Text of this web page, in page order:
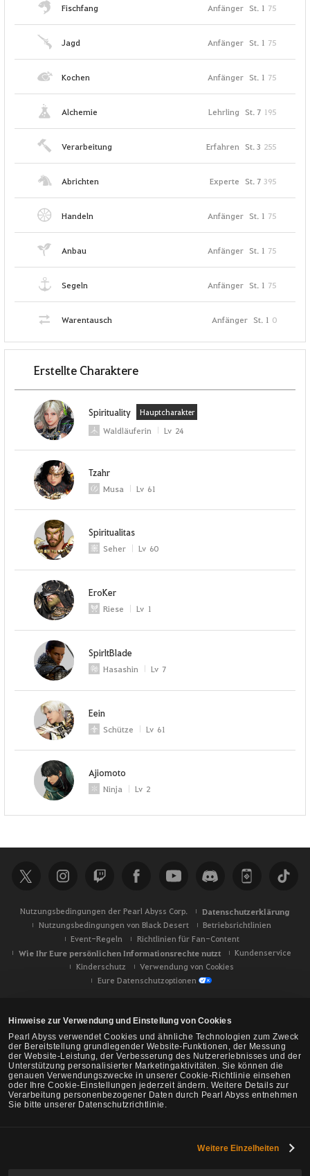
Hinweise zur Verwendung und Einstellung von Cookies
Pearl Abyss verwendet Cookies und ähnliche Technologien zum Zweck
der Bereitstellung grundlegender Website-Funktionen, der Messung
der Website-Leistung, der Verbesserung des Nutzererlebnisses und der
Unterstützung personalisierter Marketingaktivitäten. Sie können die
genauen Verwendungszwecke in unserer Cookie-Richtlinie einsehen
oder Ihre Cookie-Einstellungen jederzeit ändern. Weitere Details zur
Verarbeitung personenbezogener Daten durch Pearl Abyss entnehmen
Sie bitte unserer Datenschutzrichtlinie.
Weitere Einzelheiten
Fischfang Anfänger St. 1 75
Jagd Anfänger St. 1 75
Kochen Anfänger St. 1 75
Alchemie Lehrling St. 7 195
Verarbeitung Erfahren St. 3 255
Abrichten Experte St. 7 395
Handeln Anfänger St. 1 75
Anbau Anfänger St. 1 75
Segeln Anfänger St. 1 75
Warentausch Anfänger St. 1 0
Erstellte Charaktere
Spirituality Hauptcharakter
Waldläuferin Lv 24
Tzahr
Musa Lv 61
Spiritualitas
Seher Lv 60
EroKer
Riese Lv 1
SpirltBlade
Hasashin Lv 7
Eein
Schütze Lv 61
Ajiomoto
Ninja Lv 2
Nutzungsbedingungen der Pearl Abyss Corp. Datenschutzerklärung
Nutzungsbedingungen von Black Desert
Betriebsrichtlinien
Event-Regeln
Richtlinien für Fan-Content
Wie Ihr Eure persönlichen Informationsrechte nutzt
Kundenservice
Kinderschutz
Verwendung von Cookies
Eure Datenschutzoptionen